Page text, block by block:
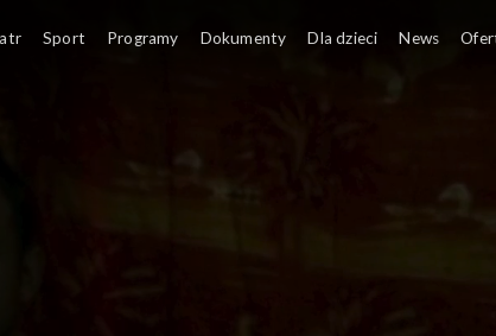
Sport Programy Dokumenty Dla dzieci News